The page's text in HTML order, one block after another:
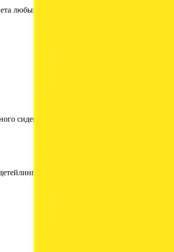
любых изделий из ткани:
сиденья, небольшого кресла или обеденного с